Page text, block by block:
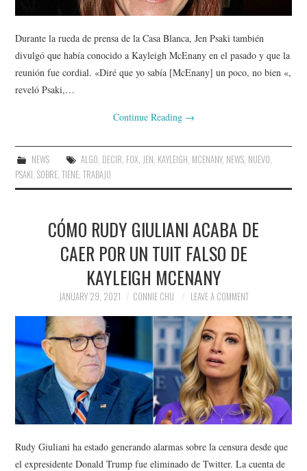
Durante la rueda de prensa de la Casa Blanca, Jen Psaki también
divulgó que había conocido a Kayleigh McEnany en el pasado y que la
reunión fue cordial. «Diré que yo sabía [McEnany] un poco, no bien «,
reveló Psaki,…
Continue Reading →
NEWS ALGO, DECIR, FOX, JEN, KAYLEIGH, MCENANY, NEWS, NUEVO,
PSAKI,SOBRE,TIENE,TRABAJO
CÓMO RUDY GIULIANI ACABA DE
CAER POR UN TUIT FALSO DE
KAYLEIGH MCENANY
JANUARY 29, 2021 CONNIE CHU LEAVE A COMMENT
Rudy Giuliani ha estado generando alarmas sobre la censura desde que
el expresidente Donald Trump fue eliminado de Twitter. La cuenta de